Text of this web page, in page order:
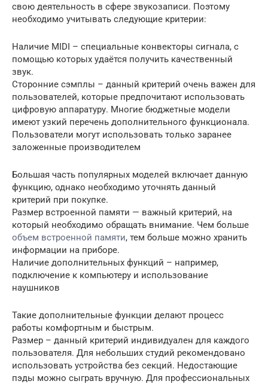
свою деятельность в сфере звукозаписи. Поэтому
необходимо учитывать следующие критерии:
Наличие MIDI – специальные конвекторы сигнала, с
помощью которых удаётся получить качественный
звук.
Сторонние сэмплы – данный критерий очень важен для
пользователей, которые предпочитают использовать
цифровую аппаратуру. Многие бюджетные модели
имеют узкий перечень дополнительного функционала.
Пользователи могут использовать только заранее
заложенные производителем
Большая часть популярных моделей включает данную
функцию, однако необходимо уточнять данный
критерий при покупке.
Размер встроенной памяти — важный критерий, на
который необходимо обращать внимание. Чем больше
объем встроенной памяти, тем больше можно хранить
информации на приборе.
Наличие дополнительных функций – например,
подключение к компьютеру и использование
наушников
Такие дополнительные функции делают процесс
работы комфортным и быстрым.
Размер – данный критерий индивидуален для каждого
пользователя. Для небольших студий рекомендовано
использовать устройства без секций. Недостающие
пэды можно сыграть вручную. Для профессиональных